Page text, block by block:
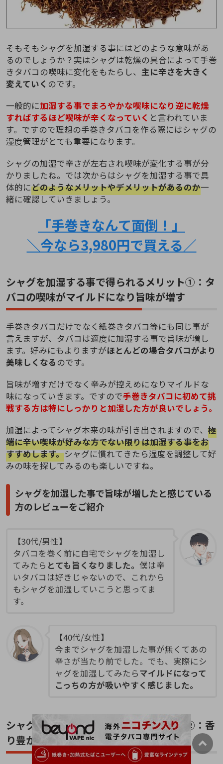
そもそもシャグを加湿する事にはどのような意味があ
るのでしょうか？実はシャグは乾燥の具合によって手巻
きタバコの喫味に変化をもたらし、 主に辛さを大きく
変えていく のです。
一般的に加湿する事でまろやかな喫味になり逆に乾燥
すればするほど喫味が辛くなっていく と言われていま
す。ですので理想の手巻きタバコを作る際にはシャグの
湿度管理がとても重要になります。
シャグの加湿で辛さが左右され喫味が変化する事が分
かりましたね。では次からはシャグを加湿する事で具
体的にどのようなメリットやデメリットがあるのか一
緒に確認していきましょう。
「手巻きなんて面倒！」
＼今なら3,980円で買える／
シャグを加湿する事で得られるメリット①：タ
バコの喫味がマイルドになり旨味が増す
手巻きタバコだけでなく紙巻きタバコ等にも同じ事が
言えますが、タバコは適度に加湿する事で旨味が増し
ます。好みにもよりますがほとんどの場合タバコがより
美味しくなる のです。
旨味が増すだけでなく辛みが控えめになりマイルドな
味になっていきます。ですので手巻きタバコに初めて挑
戦する方は特にしっかりと加湿した方が良いでしょう。
加湿によってシャグ本来の味が引き出されますので、 極
端に辛い喫味が好みな方でない限りは加湿する事をお
すすめします。シャグに慣れてきたら湿度を調整して好
みの味を探してみるのも楽しいですね。
シャグを加湿した事で旨味が増したと感じている
方のレビューをご紹介
【30代/男性】
タバコを巻く前に自宅でシャグを加湿し
てみたら とても旨くなりました。 僕は辛
いタバコは好きじゃないので、これから
もシャグを加湿していこうと思ってま
す。
【40代/女性】
今までシャグを加湿した事が無くてあの
辛さが当たり前でした。でも、実際にシ
ャグを加湿してみたらマイルドになって
こっちの方が吸いやすく感じました。
シャグを加湿する事で得られるメリット②：香
り豊かなタバコになる